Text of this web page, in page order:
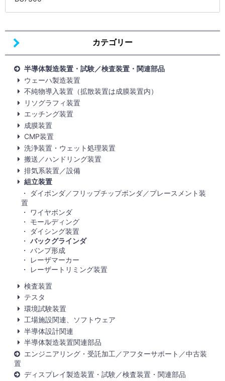
カテゴリー
半導体製造装置・試験／検査装置・関連部品
ウェーハ製造装置
不純物導入装置（拡散装置は成膜装置内）
リソグラフィ装置
エッチング装置
成膜装置
CMP装置
洗浄装置・ウェット処理装置
搬送／ハンドリング装置
排気系装置／設備
組立装置
ダイボンダ／フリップチップボンダ／プレースメント装
置
ワイヤボンダ
モールディング
ダイシング装置
バックグラインダ
バンプ形成
レーザマーカー
レーザートリミング装置
検査装置
テスタ
環境試験装置
工場施設関連、ソフトウェア
半導体設計関連
半導体製造装置関連部品
エンジニアリング・受託加工／アフターサポート／中古装
置
ディスプレイ製造装置・試験／検査装置・関連部品